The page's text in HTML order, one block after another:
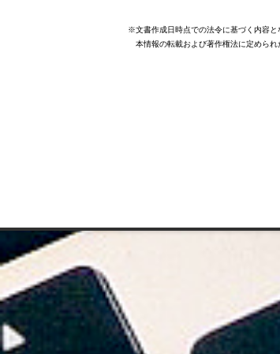
※文書作成日時点での法令に基づく内容と
本情報の転載および著作権法に定められ